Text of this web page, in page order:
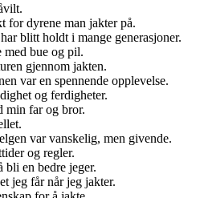
for dyrene man jakter på.
blitt holdt i mange generasjoner.
med bue og pil.
gjennom jakten.
var en spennende opplevelse.
og ferdigheter.
min far og bror.
var vanskelig, men givende.
og regler.
bli en bedre jeger.
jeg får når jeg jakter.